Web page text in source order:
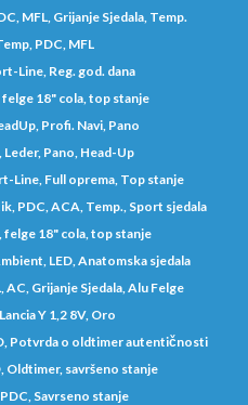
MFL, Grijanje Sjedala, Temp.
PDC, MFL
Line, Reg. god. dana
18" cola, top stanje
Profi. Navi, Pano
Pano, Head-Up
Line, Full oprema, Top stanje
PDC, ACA, Temp., Sport sjedala
felge 18" cola, top stanje
LED, Anatomska sjedala
AC, Grijanje Sjedala, Alu Felge
Lancia Y 1,2 8V, Oro
Potvrda o oldtimer autentičnosti
Oldtimer, savršeno stanje
Savrseno stanje